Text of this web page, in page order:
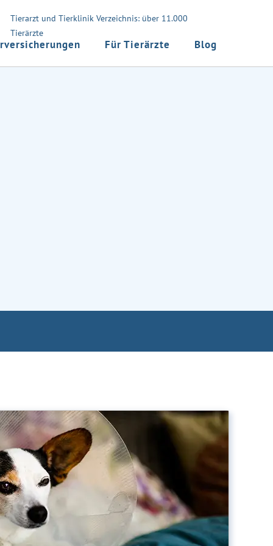
Tierarzt und Tierklinik Verzeichnis: über 11.000
Tierärzte
Für Tierärzte Blog